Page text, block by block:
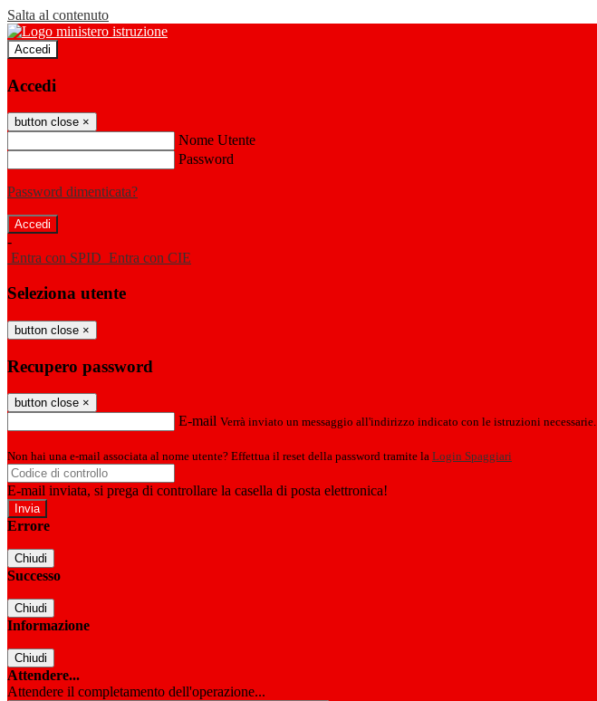
Salta al contenuto
Accedi
Accedi
button close ×
Nome Utente
Password
Password dimenticata?
-
Entra con SPID Entra con CIE
Seleziona utente
button close ×
Recupero password
button close ×
E-mail Verrà inviato un messaggio all'indirizzo indicato con le istruzioni necessarie.
Non hai una e-mail associata al nome utente? Effettua il reset della password tramite la Login Spaggiari
E-mail inviata, si prega di controllare la casella di posta elettronica!
Errore
Chiudi
Successo
Chiudi
Informazione
Chiudi
Attendere...
Attendere il completamento dell'operazione...